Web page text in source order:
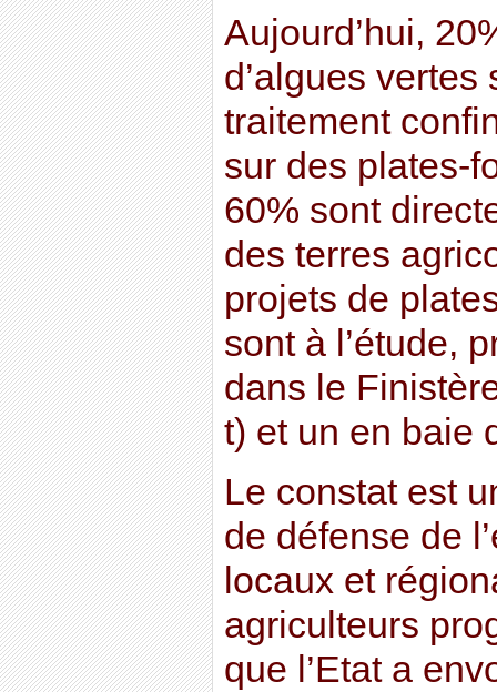
Aujourd’hui,
d’algues vertes
traitement
sur des plates-
60% sont
des terres
projets de
sont à l’étude,
dans le
t) et un en baie
Le constat est
de défense de
locaux et
agriculteurs
que l’Etat a